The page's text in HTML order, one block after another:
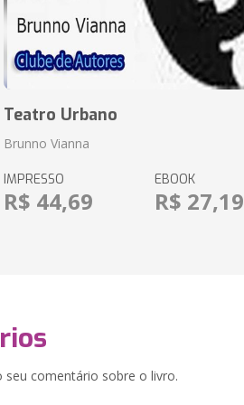
Teatro Urbano
Brunno Vianna
IMPRESSO
R$ 44,69
EBOOK
R$ 27,19
seu comentário sobre o livro.